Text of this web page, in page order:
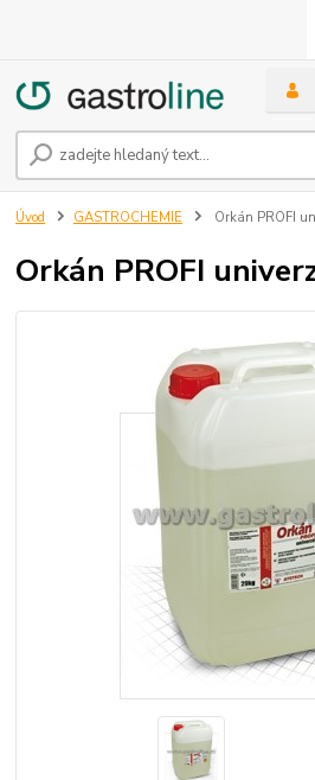
Úvod GASTROCHEMIE Orkán PROFI
Orkán PROFI